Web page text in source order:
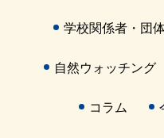
学校関係者・団
自然ウォッチング
コラム